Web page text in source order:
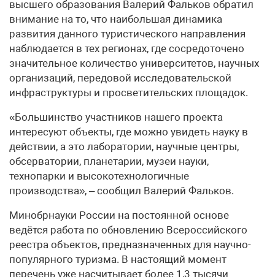
высшего образования Валерий Фальков обратил
внимание на то, что наибольшая динамика
развития данного туристического направления
наблюдается в тех регионах, где сосредоточено
значительное количество университетов, научных
организаций, передовой исследовательской
инфраструктуры и просветительских площадок.
«Большинство участников нашего проекта
интересуют объекты, где можно увидеть науку в
действии, а это лаборатории, научные центры,
обсерватории, планетарии, музеи науки,
технопарки и высокотехнологичные
производства», – сообщил Валерий Фальков.
Минобрнауки России на постоянной основе
ведётся работа по обновлению Всероссийского
реестра объектов, предназначенных для научно-
популярного туризма. В настоящий момент
перечень уже насчитывает более 1,3 тысячи